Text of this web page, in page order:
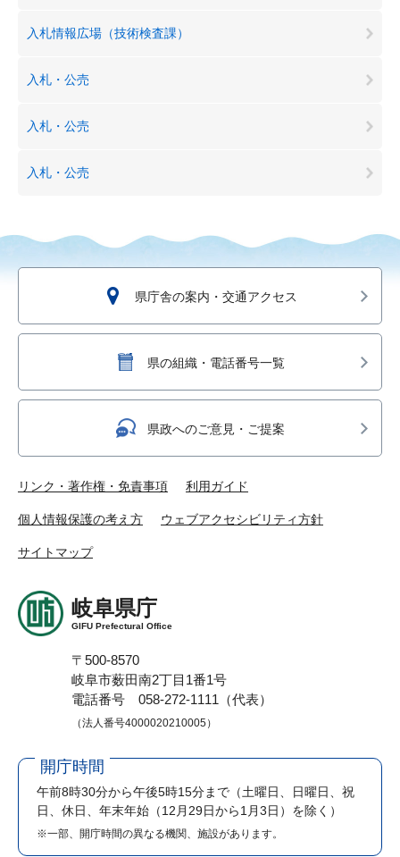
入札情報広場（技術検査課）
入札・公売
入札・公売
入札・公売
県庁舎の案内・交通アクセス
県の組織・電話番号一覧
県政へのご意見・ご提案
リンク・著作権・免責事項 利用ガイド
個人情報保護の考え方 ウェブアクセシビリティ方針
サイトマップ
岐阜県庁
GIFU Prefectural Office
〒500-8570
岐阜市薮田南2丁目1番1号
電話番号 058-272-1111（代表）
（法人番号4000020210005）
開庁時間
午前8時30分から午後5時15分まで （土曜日、日曜日、祝
日、休日、年末年始（12月29日から1月3日）を除く）
※一部、開庁時間の異なる機関、施設があります。